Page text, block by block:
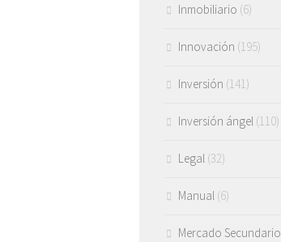
Inmobiliario (6)
Innovación (195)
Inversión (141)
Inversión ángel (110)
Legal (32)
Manual (6)
Mercado Secundario